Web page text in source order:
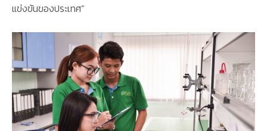
แข่งขันของประเทศ”